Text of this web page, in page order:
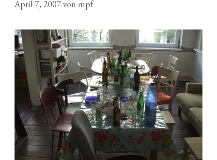
April 7, 2007von mpf